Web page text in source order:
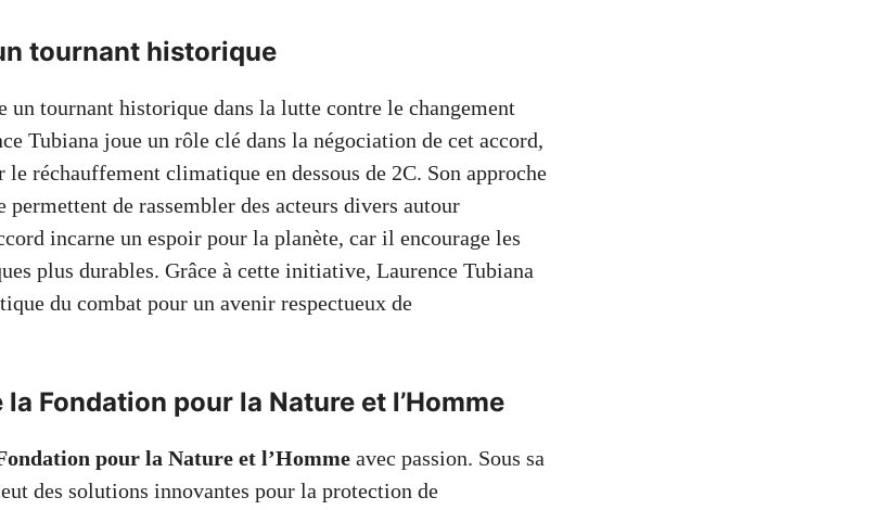
tournant historique
un tournant historique dans la lutte contre le changement
Tubiana joue un rôle clé dans la négociation de cet accord,
réchauffement climatique en dessous de 2C. Son approche
permettent de rassembler des acteurs divers autour
incarne un espoir pour la planète, car il encourage les
plus durables. Grâce à cette initiative, Laurence Tubiana
du combat pour un avenir respectueux de
Fondation pour la Nature et l’Homme
pour la Nature et l’Homme avec passion. Sous sa
des solutions innovantes pour la protection de